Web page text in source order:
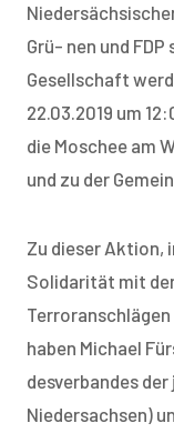
Grü- nen und
Gesellschaft
22.03.2019 um
die Moschee am
und zu der
Zu dieser Aktion,
Solidarität mit
haben Michael
desverbandes
Niedersachsen)